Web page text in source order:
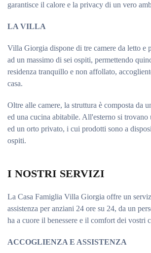
garantisce il calore e la privacy di un vero
LA VILLA
Villa Giorgia dispone di tre camere da letto e
ad un massimo di sei ospiti, permettendo
residenza tranquillo e non affollato,
casa.
Oltre alle camere, la struttura è composta da
ed una cucina abitabile. All'esterno si
ed un orto privato, i cui prodotti sono a
ospiti.
I NOSTRI SERVIZI
La Casa Famiglia Villa Giorgia offre un
assistenza per anziani 24 ore su 24, da un
ha a cuore il benessere e il comfort dei vostri
ACCOGLIENZA E ASSISTENZA